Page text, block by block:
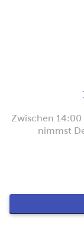
Zwischen
nimmst